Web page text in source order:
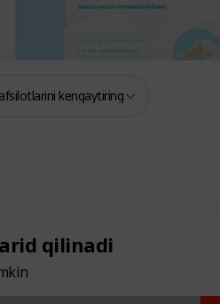
kengaytiring
qilinadi